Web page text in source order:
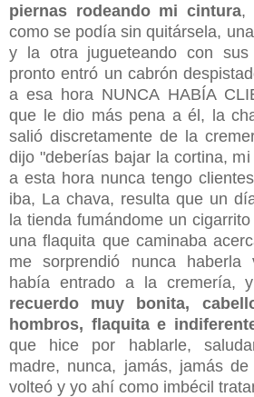
piernas rodeando mi cintura,
como se podía sin quitársela,
y la otra jugueteando con
pronto entró un cabrón
a esa hora NUNCA HABÍA
que le dio más pena a él, la
salió discretamente de la
dijo "deberías bajar la cortina,
a esta hora nunca tengo
iba, La chava, resulta que un
la tienda fumándome un
una flaquita que caminaba
me sorprendió nunca haberla
había entrado a la cremería,
recuerdo muy bonita,
hombros, flaquita e
que hice por hablarle,
madre, nunca, jamás, jamás
volteó y yo ahí como imbécil